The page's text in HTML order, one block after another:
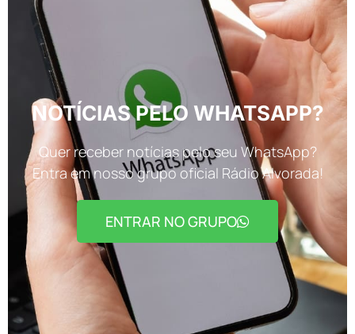
NOTÍCIAS PELO WHATSAPP?
Quer receber notícias pelo seu WhatsApp?
Entra em nosso grupo oficial Rádio Alvorada!
ENTRAR NO GRUPO